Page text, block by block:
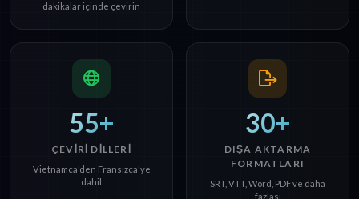
dakikalar içinde çevirin
55+
ÇEVIRI DILLERI
Vietnamca'den Fransızca'ye
dahil
30+
DIŞA AKTARMA
FORMATLARI
SRT, VTT, Word, PDF ve daha
fazlası